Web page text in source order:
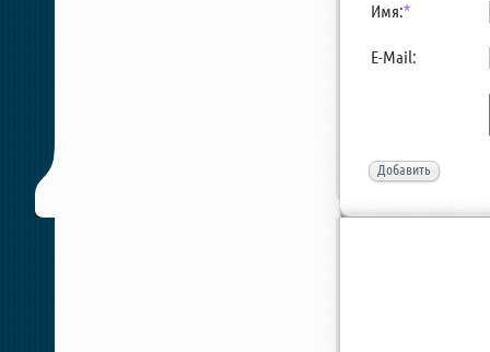
Имя:*
E-Mail:
Добавить